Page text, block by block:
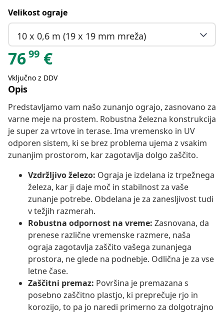
Velikost ograje
10 x 0,6 m (19 x 19 mm mreža)
7699 €
Vključno z DDV
Opis
Predstavljamo vam našo zunanjo ograjo, zasnovano za
varne meje na prostem. Robustna železna konstrukcija
je super za vrtove in terase. Ima vremensko in UV
odporen sistem, ki se brez problema ujema z vsakim
zunanjim prostorom, kar zagotavlja dolgo zaščito.
Vzdržljivo železo: Ograja je izdelana iz trpežnega
železa, kar ji daje moč in stabilnost za vaše
zunanje potrebe. Obdelana je za zanesljivost tudi
v težjih razmerah.
Robustna odpornost na vreme: Zasnovana, da
prenese različne vremenske razmere, naša
ograja zagotavlja zaščito vašega zunanjega
prostora, ne glede na podnebje. Odlična je za vse
letne čase.
Zaščitni premaz: Površina je premazana s
posebno zaščitno plastjo, ki preprečuje rjo in
korozijo, to pa jo naredi primerno za dolgotrajno